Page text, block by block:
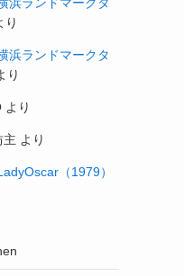
り
浜ランドマークタ
り
より
主 より
（1979）